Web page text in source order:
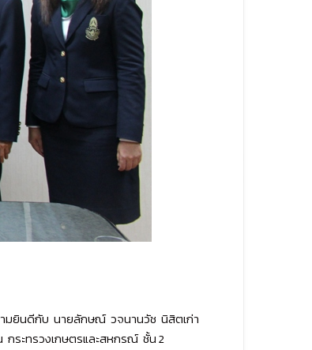
ามยินดีกับ นายลักษณ์ วจนานวัช นิสิตเก่า
ระทรวงเกษตรและสหกรณ์ ชั้น 2